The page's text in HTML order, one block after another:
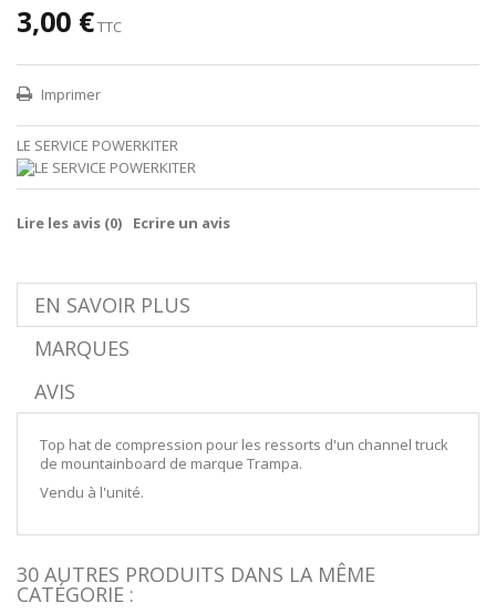
3,00 €TTC
Imprimer
LE SERVICE POWERKITER
Lire les avis (0) Ecrire un avis
EN SAVOIR PLUS
MARQUES
AVIS
Top hat de compression pour les ressorts d'un channel truck
de mountainboard de marque Trampa.
Vendu à l'unité.
30 AUTRES PRODUITS DANS LA MÊME
CATÉGORIE :